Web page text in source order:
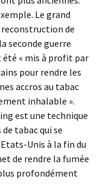
Le grand
reconstruction de
seconde guerre
« mis à profit par
pour rendre les
accros au tabac
inhalable ».
est une technique
tabac qui se
Unis à la fin du
de rendre la fumée
profondément